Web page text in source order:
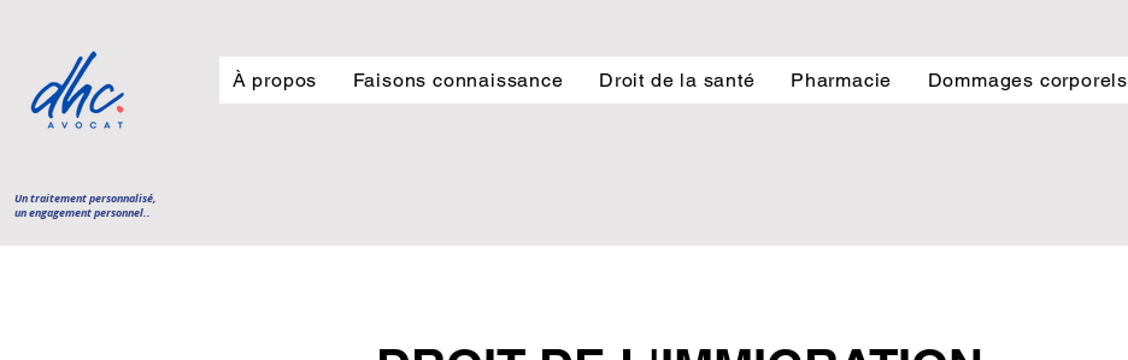
À propos Faisons connaissance Droit de la santé Pharmacie Dommages corporels
Un traitement personnalisé,
un engagement personnel..